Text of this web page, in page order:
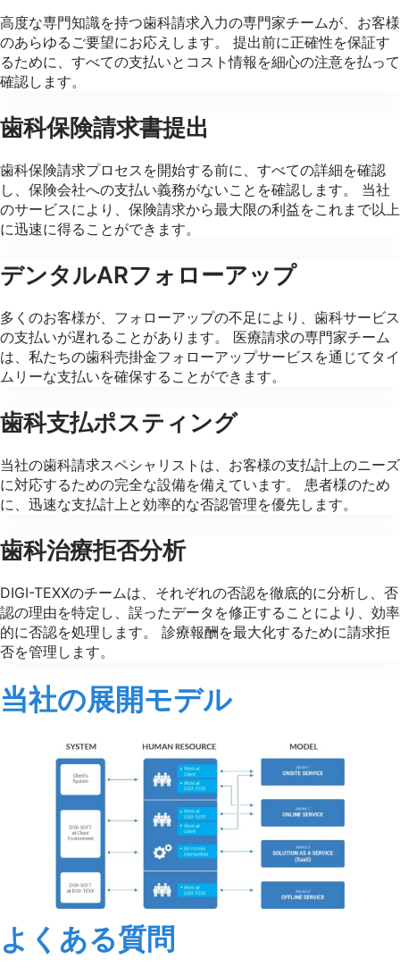
高度な専門知識を持つ歯科請求入力の専門家チームが、お客様
のあらゆるご要望にお応えします。 提出前に正確性を保証す
るために、すべての支払いとコスト情報を細心の注意を払って
確認します。
歯科保険請求書提出
歯科保険請求プロセスを開始する前に、すべての詳細を確認
し、保険会社への支払い義務がないことを確認します。 当社
のサービスにより、保険請求から最大限の利益をこれまで以上
に迅速に得ることができます。
デンタルARフォローアップ
多くのお客様が、フォローアップの不足により、歯科サービス
の支払いが遅れることがあります。 医療請求の専門家チーム
は、私たちの歯科売掛金フォローアップサービスを通じてタイ
ムリーな支払いを確保することができます。
歯科支払ポスティング
当社の歯科請求スペシャリストは、お客様の支払計上のニーズ
に対応するための完全な設備を備えています。 患者様のため
に、迅速な支払計上と効率的な否認管理を優先します。
歯科治療拒否分析
DIGI-TEXXのチームは、それぞれの否認を徹底的に分析し、否
認の理由を特定し、誤ったデータを修正することにより、効率
的に否認を処理します。 診療報酬を最大化するために請求拒
否を管理します。
当社の展開モデル
よくある質問